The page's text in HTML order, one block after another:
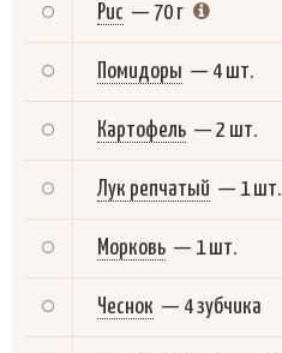
Рис — 70 г
Помидоры — 4 шт.
Картофель — 2 шт.
Лук репчатый — 1 шт.
Морковь — 1 шт.
Чеснок — 4 зубчика